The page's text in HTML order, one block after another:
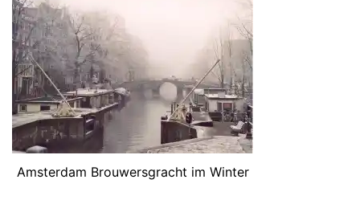
Amsterdam Brouwersgracht im Winter